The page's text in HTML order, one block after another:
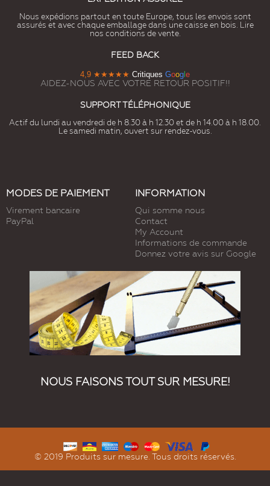
Nous expédions partout en toute Europe, tous les envois sont
assurés et avec chaque emballage dans une caisse en bois. Lire
nos conditions de vente.
FEED BACK
4,9 ★★★★★ Critiques Goog e
AIDEZ-NOUS AVEC VOTRE RETOUR POSITIF!!
SUPPORT TÉLÉPHONIQUE
Actif du lundi au vendredi de h 8.30 à h 12.30 et de h 14.00 à h 18.00.
Le samedi matin, ouvert sur rendez-vous.
MODES DE PAIEMENT
Virement bancaire
PayPal
INFORMATION
Qui somme nous
Contact
My Account
Informations de commande
Donnez votre avis sur Google
NOUS FAISONS TOUT SUR MESURE!
© 2019 Produits sur mesure. Tous droits réservés.